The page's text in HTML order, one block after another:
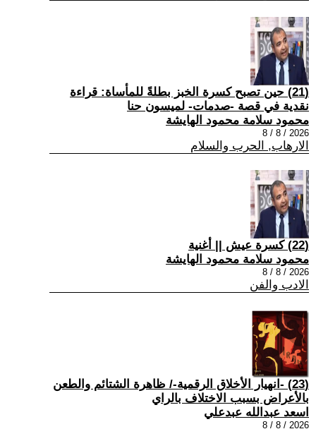
(21) حين تصبح كسرة الخبز بطلةً للمأساة: قراءة
نقدية في قصة -صدمات- لميسون حنا
محمود سلامة محمود الهايشة
2026 / 8 / 8
الارهاب, الحرب والسلام
(22) كسرة عيش || أغنية
محمود سلامة محمود الهايشة
2026 / 8 / 8
الادب والفن
(23) -انهيار الأخلاق الرقمية-/ ظاهرة الشتائم والطعن
بالأعراض بسبب الاختلاف بالراي
اسعد عبدالله عبدعلي
2026 / 8 / 8